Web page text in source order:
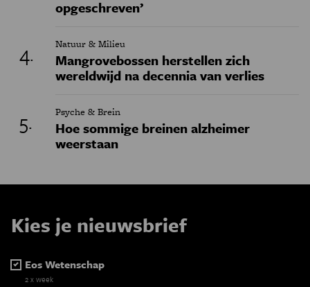
opgeschreven’
Natuur & Milieu
Mangrovebossen herstellen zich
wereldwijd na decennia van verlies
Psyche & Brein
Hoe sommige breinen alzheimer
weerstaan
Kies je nieuwsbrief
Eos Wetenschap
2 x week